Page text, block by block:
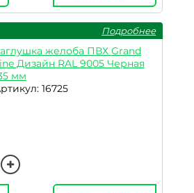
Подробнее
желоба ПВХ Grand
Дизайн RAL 9005 Черная
мм
16725